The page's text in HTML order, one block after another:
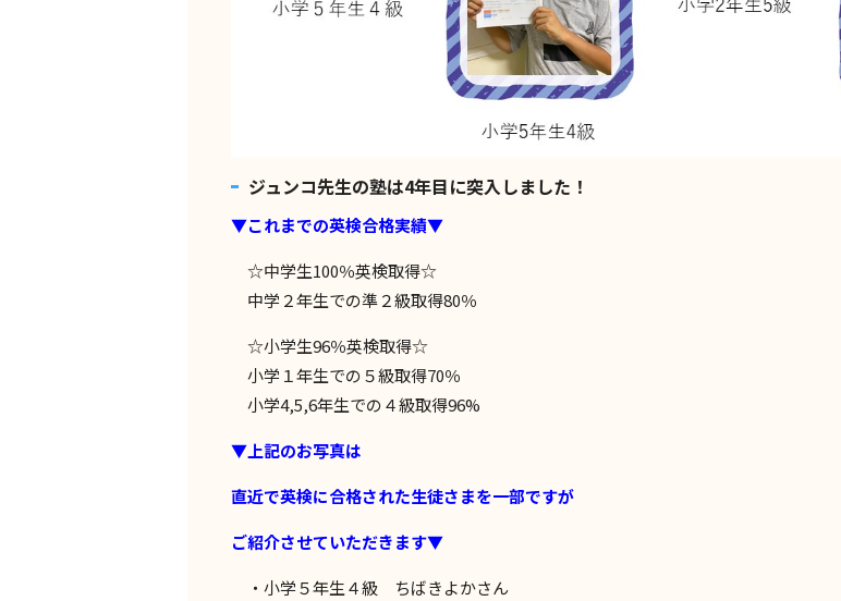
ジュンコ先生の塾は4年目に突入しました！
▼これまでの英検合格実績▼
☆中学生100％英検取得☆
中学２年生での準２級取得80％
☆小学生96％英検取得☆
小学１年生での５級取得70％
小学4,5,6年生での４級取得96%
▼上記のお写真は
直近で英検に合格された生徒さまを一部ですが
ご紹介させていただきます▼
・小学５年生４級 ちばきよかさん